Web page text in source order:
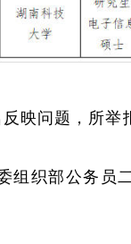
映问题，所举
组织部公务员